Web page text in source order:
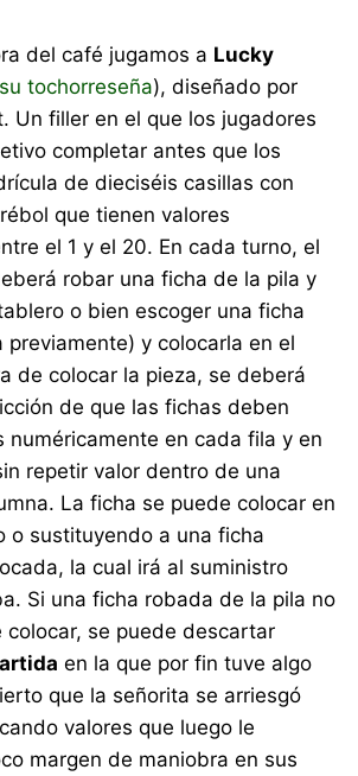
del café jugamos a Lucky
tochorreseña), diseñado por
Un filler en el que los jugadores
completar antes que los
de dieciséis casillas con
que tienen valores
el 1 y el 20. En cada turno, el
robar una ficha de la pila y
o bien escoger una ficha
previamente) y colocarla en el
de colocar la pieza, se deberá
de que las fichas deben
numéricamente en cada fila y en
repetir valor dentro de una
La ficha se puede colocar en
o sustituyendo a una ficha
la cual irá al suministro
Si una ficha robada de la pila no
colocar, se puede descartar
en la que por fin tuve algo
que la señorita se arriesgó
valores que luego le
margen de maniobra en sus